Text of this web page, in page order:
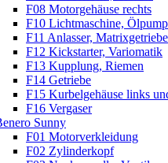
F08 Motorgehäuse rechts
F10 Lichtmaschine,
F11 Anlasser, Matrixgetriebe
F12 Kickstarter, Variomatik
F13 Kupplung, Riemen
F14 Getriebe
F15 Kurbelgehäuse links
F16 Vergaser
Sunny
F01 Motorverkleidung
F02 Zylinderkopf